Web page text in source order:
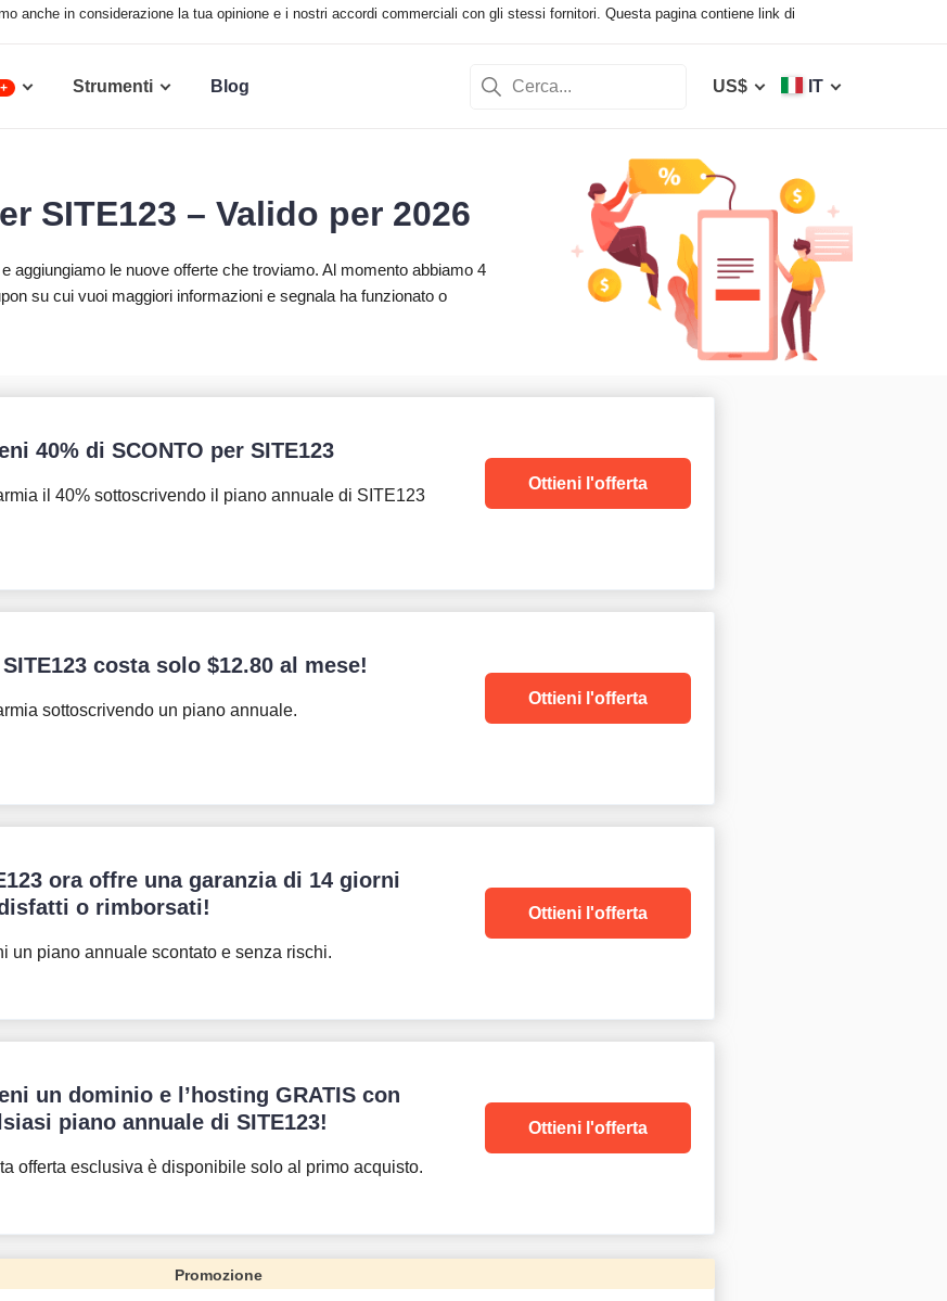
anche in considerazione la tua opinione e i nostri accordi commerciali con gli stessi fornitori. Questa pagina contiene link di
Strumenti Blog US$ IT
SITE123 – Valido per 2026
aggiungiamo le nuove offerte che troviamo. Al momento abbiamo 4
su cui vuoi maggiori informazioni e segnala ha funzionato o
40% di SCONTO per SITE123
il 40% sottoscrivendo il piano annuale di SITE123
Ottieni l'offerta
costa solo$12.80 al mese!
sottoscrivendo un piano annuale.
Ottieni l'offerta
ora offre una garanzia di 14 giorni
o rimborsati!
un piano annuale scontato e senza rischi.
Ottieni l'offerta
un dominio e l’hosting GRATIS con
piano annuale di SITE123!
offerta esclusiva è disponibile solo al primo acquisto.
Ottieni l'offerta
Promozione